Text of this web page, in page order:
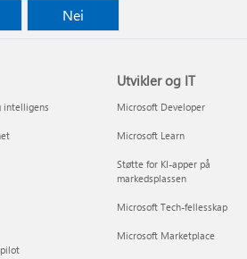
Nei
intelligens
Utvikler og IT
Microsoft Developer
Microsoft Learn
Støtte for KI-apper på
markedsplassen
Microsoft Tech-fellesskap
Microsoft Marketplace